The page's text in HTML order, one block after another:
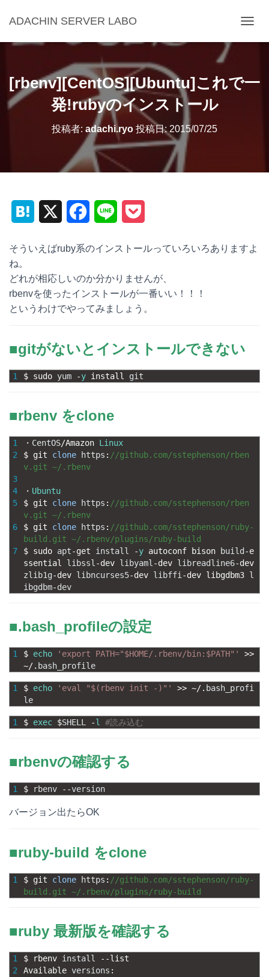
ADACHIN SERVER LABO
ビ
[rbenv][CentOS][Ubuntu]これで一
発!rubyのインストール
投稿者: adachi.ryo 投稿日: 2015/07/25
e e
o
k
e k
そういえばruby系のインストールっていろいろありますよ
ね。
どれが相応しいのか分かりませんが、
rbenvを使ったインストールが一番いい！！！
というわけでやってみましょう。
■gitがないとインストールできない
1 $ sudo yum -y install git
■rbenv をclone
1
2
3
4
5
6
7
・ CentOS/Amazon Linux
$ git clone https : //github.com/sstephenson/rben
v.git ~/.rbenv
・ Ubuntu
$ git clone https : //github.com/sstephenson/rben
v.git ~/.rbenv
$ git clone https : //github.com/sstephenson/ruby-
build.git ~/.rbenv/plugins/ruby-build
$ sudo apt-get install -y autoconf bison build -e
ssential libssl -dev libyaml -dev libreadline6-
zlib1g-dev libncurses5-dev libffi -dev libgdbm3 l
ibgdbm-dev
■.bash_profileの設定
1 $ echo 'export PATH="$HOME/.rbenv/bin:$PATH"'
>>
~/. bash_profile
1 $ echo 'eval "$(rbenv init -)"' >> ~/. bash_profi
le
1 $ exec $SHELL -l #読み込む
■rbenvの確認する
1 $ rbenv --version
バージョン出たらOK
■ruby-build をclone
1 $ git clone https : //github.com/sstephenson/ruby-
build.git ~/.rbenv/plugins/ruby-build
■ruby 最新版を確認する
1
2
$ rbenv install --list
Available versions :